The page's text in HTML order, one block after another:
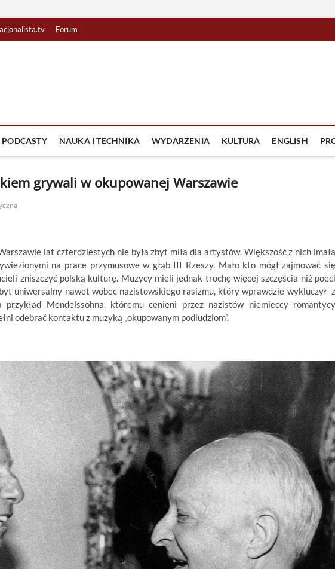
Forum
PODCASTY NAUKA I TECHNIKA WYDARZENIA KULTURA ENGLISH
grywali w okupowanej Warszawie
lat czterdziestych nie była zbyt miła dla artystów. Większość z nich imała
na prace przymusowe w głąb III Rzeszy. Mało kto mógł zajmować się
zniszczyć polską kulturę. Muzycy mieli jednak trochę więcej szczęścia niż poeci
uniwersalny nawet wobec nazistowskiego rasizmu, który wprawdzie wykluczył z
Mendelssohna, któremu cenieni przez nazistów niemieccy romantycy
odebrać kontaktu z muzyką „okupowanym podludziom”.